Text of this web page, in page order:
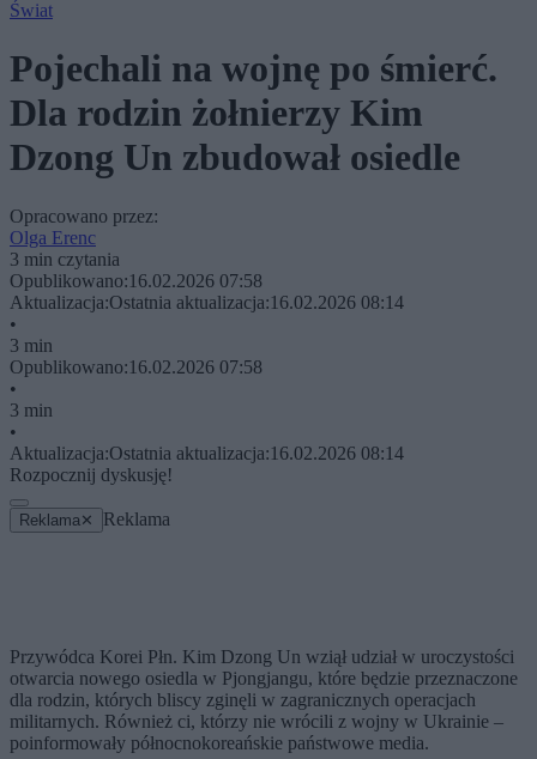
Świat
Pojechali na wojnę po śmierć.
Dla rodzin żołnierzy Kim
Dzong Un zbudował osiedle
Opracowano przez:
Olga Erenc
3 min czytania
Opublikowano:16.02.2026 07:58
Aktualizacja:Ostatnia aktualizacja:16.02.2026 08:14
•
3 min
Opublikowano:16.02.2026 07:58
•
3 min
•
Aktualizacja:Ostatnia aktualizacja:16.02.2026 08:14
Rozpocznij dyskusję!
Reklama ✕ Reklama
Przywódca Korei Płn. Kim Dzong Un wziął udział w uroczystości
otwarcia nowego osiedla w Pjongjangu, które będzie przeznaczone
dla rodzin, których bliscy zginęli w zagranicznych operacjach
militarnych. Również ci, którzy nie wrócili z wojny w Ukrainie –
poinformowały północnokoreańskie państwowe media.